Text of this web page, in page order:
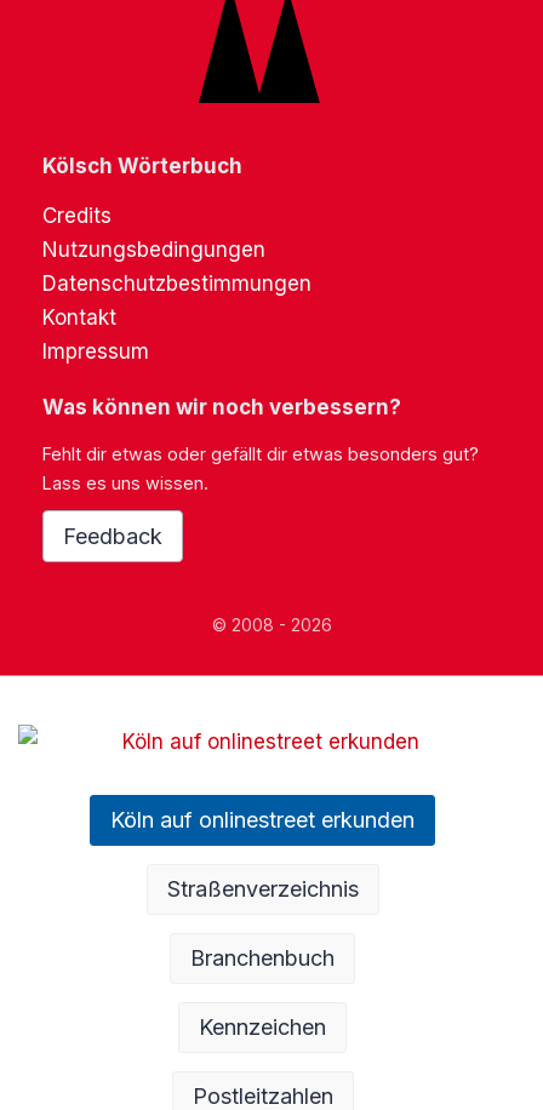
Kölsch Wörterbuch
Credits
Nutzungsbedingungen
Datenschutzbestimmungen
Kontakt
Impressum
Was können wir noch verbessern?
Fehlt dir etwas oder gefällt dir etwas besonders gut?
Lass es uns wissen.
Feedback
© 2008 - 2026
Köln auf onlinestreet erkunden
Straßenverzeichnis
Branchenbuch
Kennzeichen
Postleitzahlen